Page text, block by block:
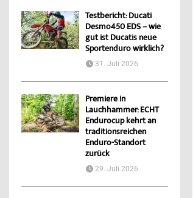
Testbericht: Ducati
Desmo450 EDS – wie
gut ist Ducatis neue
Sportenduro wirklich?
31. Juli 2026
Premiere in
Lauchhammer: ECHT
Endurocup kehrt an
traditionsreichen
Enduro-Standort
zurück
29. Juli 2026